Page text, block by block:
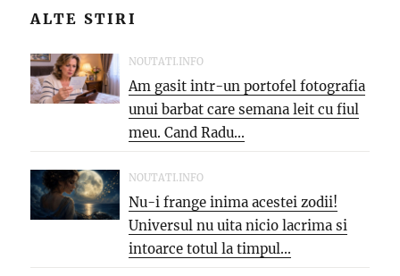
ALTE STIRI
NOUTATI.INFO
Am gasit intr-un portofel fotografia
unui barbat care semana leit cu fiul
meu. Cand Radu...
NOUTATI.INFO
Nu-i frange inima acestei zodii!
Universul nu uita nicio lacrima si
intoarce totul la timpul...